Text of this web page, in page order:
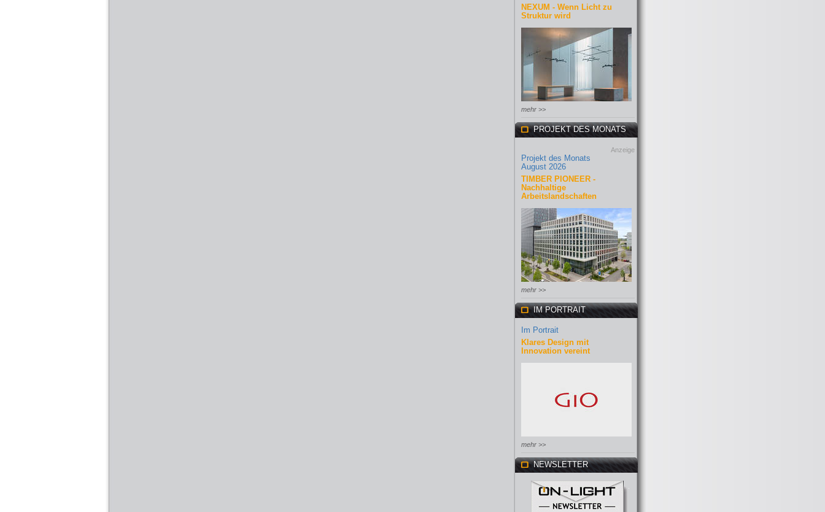
NEXUM - Wenn Licht zu
Struktur wird
mehr >>
PROJEKT DES MONATS
Anzeige
Projekt des Monats
August 2026
TIMBER PIONEER -
Nachhaltige
Arbeitslandschaften
mehr >>
IM PORTRAIT
Im Portrait
Klares Design mit
Innovation vereint
mehr >>
NEWSLETTER